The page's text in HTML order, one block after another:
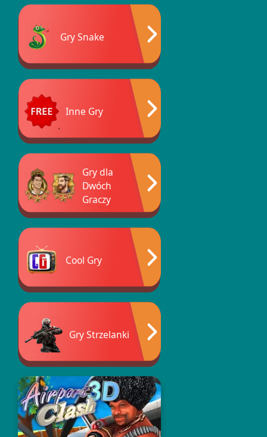
Gry Snake
Inne Gry
Gry dla
Dwóch
Graczy
Cool Gry
Gry Strzelanki